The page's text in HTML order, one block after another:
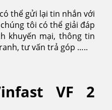
thể gửi lại tin nhắn với
tôi có thể giải đáp
khuyến mại, thông tin
tư vấn trả góp …..
VF 2